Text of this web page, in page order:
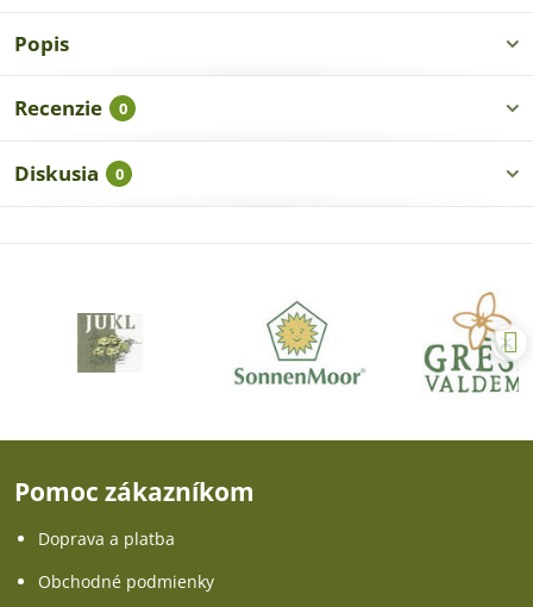
Popis
Recenzie 0
Diskusia 0
Pomoc zákazníkom
Doprava a platba
Obchodné podmienky